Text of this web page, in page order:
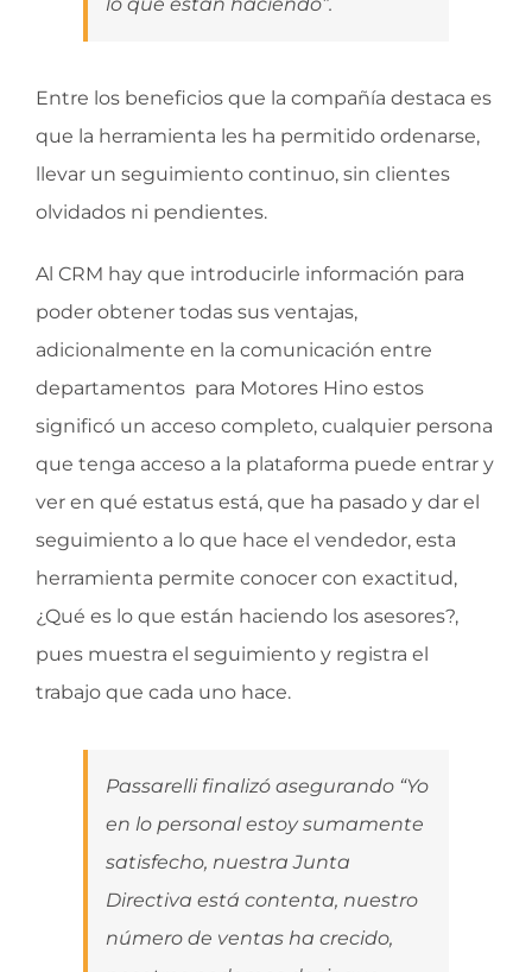
Entre los beneficios que la compañía destaca es
que la herramienta les ha permitido ordenarse,
llevar un seguimiento continuo, sin clientes
olvidados ni pendientes.
Al CRM hay que introducirle información para
poder obtener todas sus ventajas,
adicionalmente en la comunicación entre
departamentos para Motores Hino estos
significó un acceso completo, cualquier persona
que tenga acceso a la plataforma puede entrar y
ver en qué estatus está, que ha pasado y dar el
seguimiento a lo que hace el vendedor, esta
herramienta permite conocer con exactitud,
¿Qué es lo que están haciendo los asesores?,
pues muestra el seguimiento y registra el
trabajo que cada uno hace.
Passarelli finalizó asegurando “Yo
en lo personal estoy sumamente
satisfecho, nuestra Junta
Directiva está contenta, nuestro
número de ventas ha crecido,